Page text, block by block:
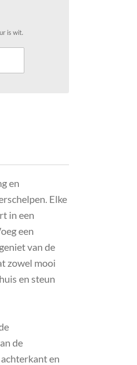
is wit.
en
Elke
in een
een
van de
zowel mooi
en steun
de
en